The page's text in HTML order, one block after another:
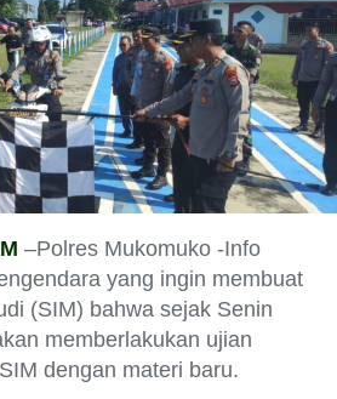
–Polres Mukomuko -Info
yang ingin membuat
(SIM) bahwa sejak Senin
memberlakukan ujian
dengan materi baru.